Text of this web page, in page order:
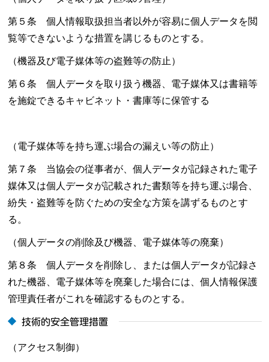
第５条 個人情報取扱担当者以外が容易に個人データを閲
覧等できないような措置を講じるものとする。
（機器及び電子媒体等の盗難等の防止）
第６条 個人データを取り扱う機器、電子媒体又は書籍等
を施錠できるキャビネット・書庫等に保管する
（電子媒体等を持ち運ぶ場合の漏えい等の防止）
第７条 当協会の従事者が、個人データが記録された電子
媒体又は個人データが記載された書類等を持ち運ぶ場合、
紛失・盗難等を防ぐための安全な方策を講ずるものとす
る。
（個人データの削除及び機器、電子媒体等の廃棄）
第８条 個人データを削除し、または個人データが記録さ
れた機器、電子媒体等を廃棄した場合には、個人情報保護
管理責任者がこれを確認するものとする。
技術的安全管理措置
（アクセス制御）